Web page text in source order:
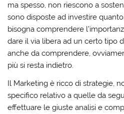
ma spesso, non riescono a
sono disposte ad investire
bisogna comprendere
dare il via libera ad un certo tipo
anche da comprendere,
più si resta indietro.
Il Marketing è ricco di strategie,
specifico relativo a quelle da
effettuare le giuste analisi e